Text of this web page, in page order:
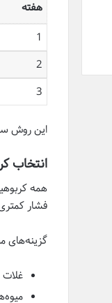
هفته
1
2
3
این روش
انتخاب
همه
فشار
گزینه‌های